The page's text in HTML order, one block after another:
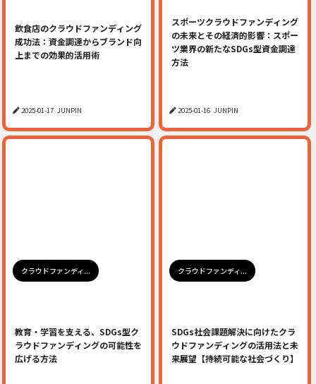
飲食店のクラウドファンディング
成功法：資金調達からブランド向
上までの効果的活用術
2025-01-17 JUNPIN
スポーツクラウドファンディング
の未来とその経済的影響：スポー
ツ業界の新たなSDGs型資金調達
方法
2025-01-16 JUNPIN
クラウドファンディ...
教育・学習を支える、SDGs型ク
ラウドファンディングの可能性を
広げる方法
クラウドファンディ...
SDGs社会課題解決に向けたクラ
ウドファンディングの活用法と未
来展望【持続可能な社会づくり】